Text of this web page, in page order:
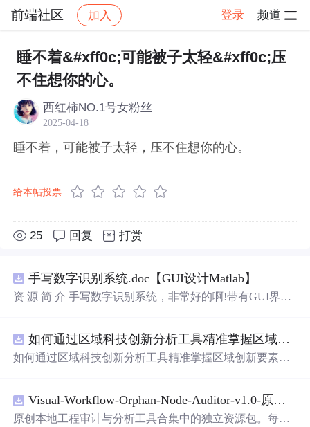
前端社区 加入 登录 频道
社区 前端社区 感慨 帖子详情
睡不着&#xff0c;可能被子太轻&#xff0c;压
不住想你的心。
西红柿NO.1号女粉丝
2025-04-18
睡不着，可能被子太轻，压不住想你的心。
给本帖投票
25 回复 打赏
手写数字识别系统.doc【GUI设计Matlab】
资 源 简 介 手写数字识别系统，非常好的啊!带有GUI界
带有直观的图形用户界面（GUI），非常容易使用。你只
需要将手写数字输入系统，它将立即给出准确的识别结
是一个非常方便和实用的工具，你一定会喜欢它的！
如何通过区域科技创新分析工具精准掌握区域创新要素分布与产业链融合现状？.docx
如何通过区域科技创新分析工具精准掌握区域创新要素分
Visual-Workflow-Orphan-Node-Auditor-v1.0-原创源码与文档.zip
原创本地工程审计与分析工具合集中的独立资源包。每个